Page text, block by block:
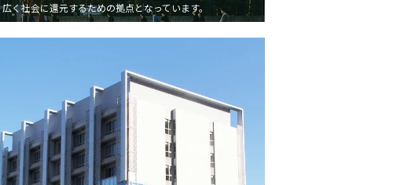
く社会に還元するための拠点となっています。